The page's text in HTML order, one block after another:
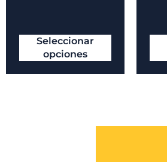
Seleccionar
opciones